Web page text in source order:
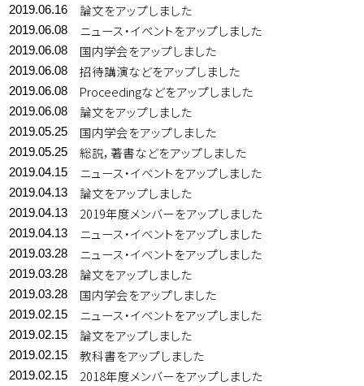
2019.06.16 論文をアップしました
2019.06.08 ニュース・イベントをアップしました
2019.06.08 国内学会をアップしました
2019.06.08 招待講演などをアップしました
2019.06.08 Proceedingなどをアップしました
2019.06.08 論文をアップしました
2019.05.25 国内学会をアップしました
2019.05.25 総説，著書などをアップしました
2019.04.15 ニュース・イベントをアップしました
2019.04.13 論文をアップしました
2019.04.13 2019年度メンバーをアップしました
2019.04.13 ニュース・イベントをアップしました
2019.03.28 ニュース・イベントをアップしました
2019.03.28 論文をアップしました
2019.03.28 国内学会をアップしました
2019.02.15 ニュース・イベントをアップしました
2019.02.15 論文をアップしました
2019.02.15 教科書をアップしました
2019.02.15 2018年度メンバーをアップしました